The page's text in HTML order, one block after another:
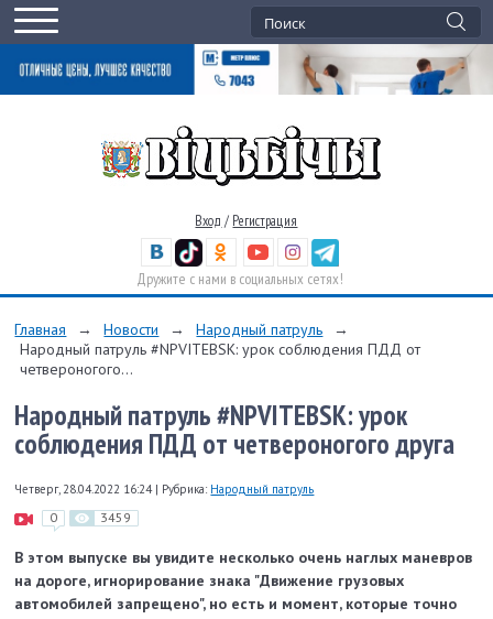
Вход / Регистрация
Дружите с нами в социальных сетях!
Главная → Новости → Народный патруль
→
Народный патруль #NPVITEBSK: урок соблюдения ПДД от
четвероногого...
Народный патруль #NPVITEBSK: урок
соблюдения ПДД от четвероногого друга
Четверг, 28.04.2022 16:24 | Рубрика: Народный патруль
0 3459
В этом выпуске вы увидите несколько очень наглых маневров
на дороге, игнорирование знака "Движение грузовых
автомобилей запрещено", но есть и момент, которые точно